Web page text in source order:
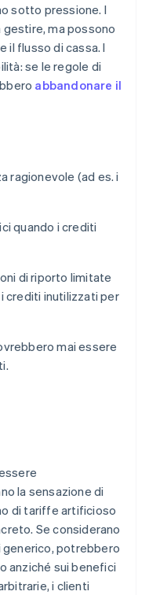
sotto pressione. I
ma possono
il flusso di cassa. I
se le regole di
abbandonare il
ragionevole (ad es. i
quando i crediti
di riporto limitate
crediti inutilizzati per
mai essere
la sensazione di
di tariffe artificioso
Se considerano
generico, potrebbero
anziché sui benefici
i clienti